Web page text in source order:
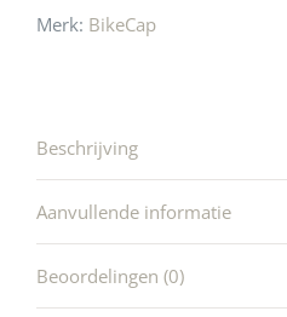
Merk: BikeCap
Beschrijving
Aanvullende informatie
Beoordelingen (0)